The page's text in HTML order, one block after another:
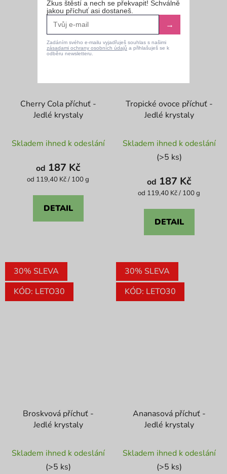
Cherry Cola příchuť -
Jedlé krystaly
hodnocení
produktu
je
z
Skladem ihned k odeslání
od 187 Kč
Měrná
od 119,40 Kč / 100 g
DETAIL
Tropické ovoce příchuť -
Jedlé krystaly
hodnocení
produktu
je
5,0
5
Skladem ihned k odeslání
(>5 ks)
od 187 Kč
Měrná
od 119,40 Kč / 100 g
DETAIL
30% SLEVA
KÓD: LETO30
Broskvová příchuť -
Jedlé krystaly
hodnocení
produktu
Skladem ihned k odeslání
(>5 ks)
30% SLEVA
KÓD: LETO30
Ananasová příchuť -
Jedlé krystaly
hodnocení
produktu
Skladem ihned k odeslání
(>5 ks)
Zkus štěstí a nech se překvapit! Schválně
jakou příchuť asi dostaneš.
→
Zadáním svého e-mailu vyjadřuješ souhlas s našimi
zásadami ochrany osobních údajů a přihlašuješ se k
odběru newsletteru.